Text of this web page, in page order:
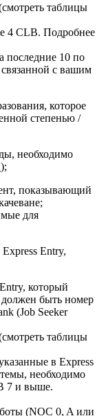
смотреть таблицы
4 CLB. Подробнее
последние 10 по
с вашим
которое
степенью /
необходимо
);
показывающий
для
Entry,
который
быть номер
(Job Seeker
смотреть таблицы
в Express
необходимо
7 и выше.
(NOC 0, A или